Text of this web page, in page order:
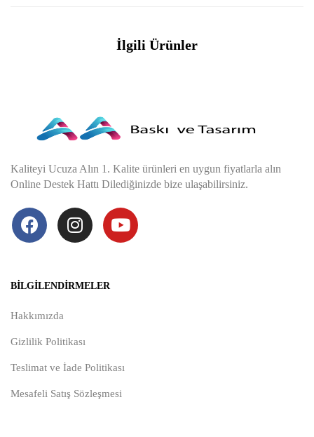
İlgili Ürünler
Kaliteyi Ucuza Alın 1. Kalite ürünleri en uygun fiyatlarla alın
Online Destek Hattı Dilediğinizde bize ulaşabilirsiniz.
BILGILENDIRMELER
Hakkımızda
Gizlilik Politikası
Teslimat ve İade Politikası
Mesafeli Satış Sözleşmesi